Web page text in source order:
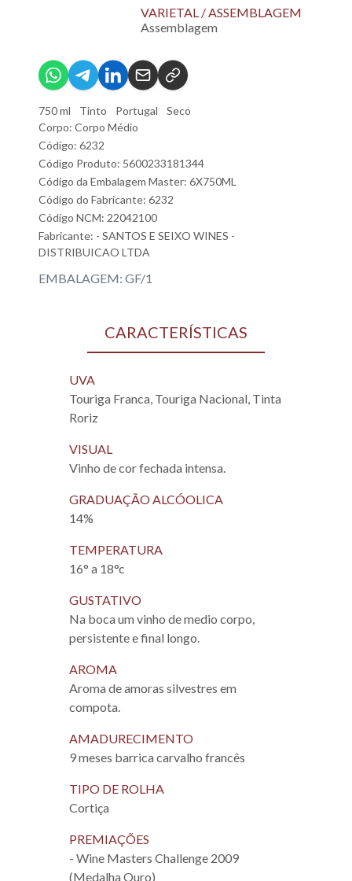
VARIETAL / ASSEMBLAGEM
Assemblagem
750 ml Tinto Portugal
Seco
Corpo: Corpo Médio
Código: 6232
Código Produto: 5600233181344
Código da Embalagem Master: 6X750ML
Código do Fabricante: 6232
Código NCM: 22042100
Fabricante: - SANTOS E SEIXO WINES -
DISTRIBUICAO LTDA
EMBALAGEM: GF/1
CARACTERÍSTICAS
UVA
Touriga Franca, Touriga Nacional, Tinta
Roriz
VISUAL
Vinho de cor fechada intensa.
GRADUAÇÃO ALCÓOLICA
14%
TEMPERATURA
16° a 18°c
GUSTATIVO
Na boca um vinho de medio corpo,
persistente e final longo.
AROMA
Aroma de amoras silvestres em
compota.
AMADURECIMENTO
9 meses barrica carvalho francês
TIPO DE ROLHA
Cortiça
PREMIAÇÕES
- Wine Masters Challenge 2009
(Medalha Ouro)